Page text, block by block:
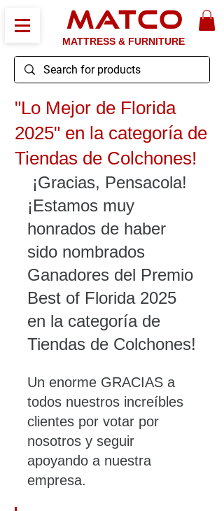
MATCO
MATTRESS & FURNITURE
"Lo Mejor de Florida
2025" en la categoría de
Tiendas de Colchones!
¡Gracias, Pensacola!
¡Estamos muy
honrados de haber
sido nombrados
Ganadores del Premio
Best of Florida 2025
en la categoría de
Tiendas de Colchones!
Un enorme GRACIAS a
todos nuestros increíbles
clientes por votar por
nosotros y seguir
apoyando a nuestra
empresa.